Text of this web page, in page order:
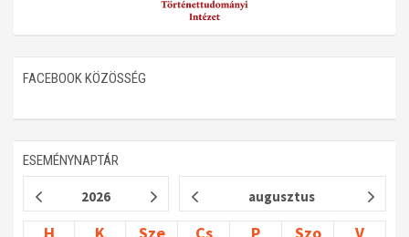
FACEBOOK KÖZÖSSÉG
ESEMÉNYNAPTÁR
2026 augusztus